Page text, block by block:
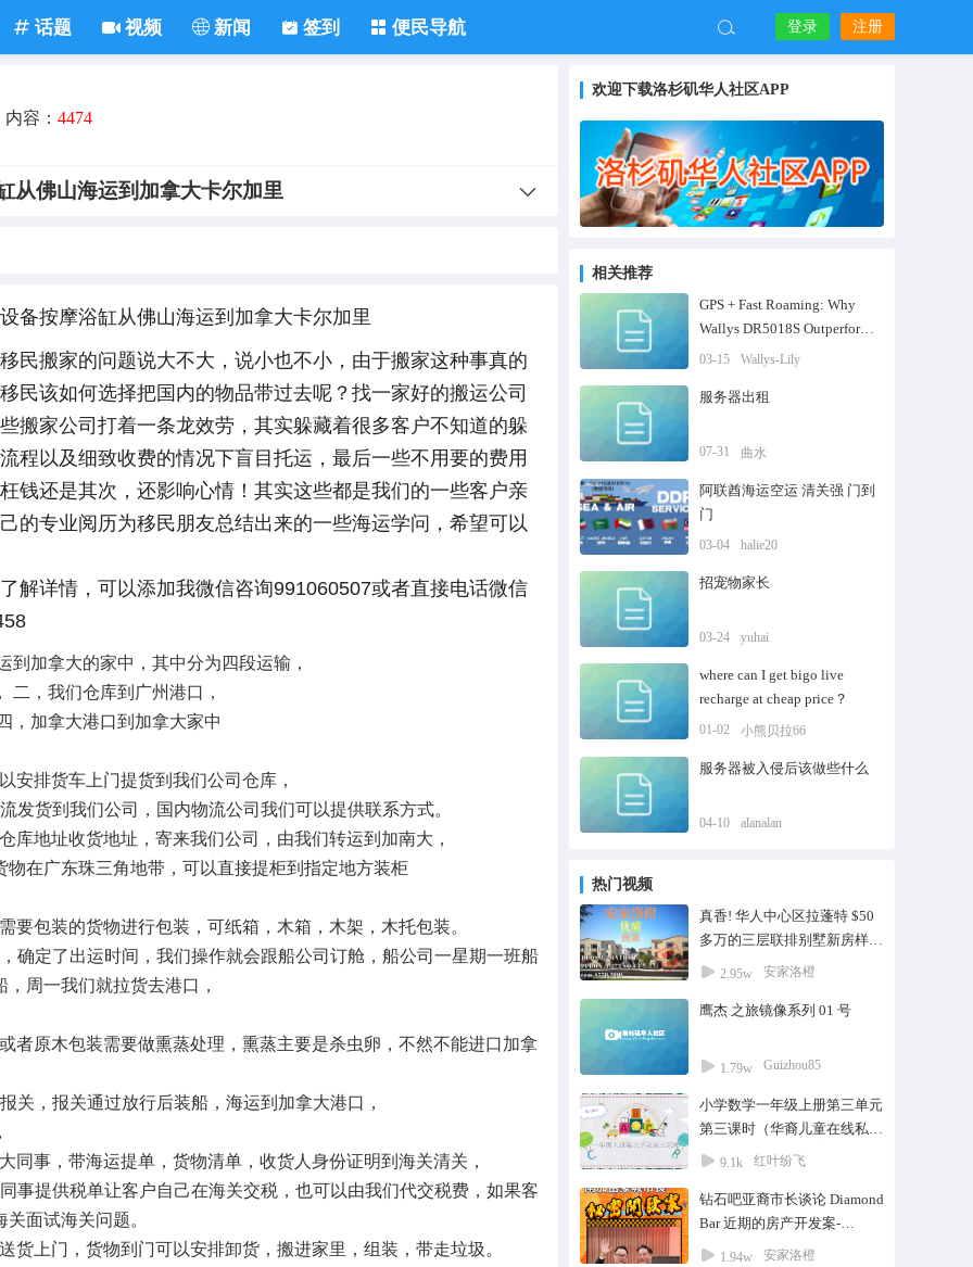
话题 视频 新闻 签到 便民导航 登录 注册
内容： 4474
从佛山海运到加拿大卡尔加里
备按摩浴缸从佛山海运到加拿大卡尔加里
民搬家的问题说大不大，说小也不小，由于搬家这种事真的
民该如何选择把国内的物品带过去呢？找一家好的搬运公司
搬家公司打着一条龙效劳，其实躲藏着很多客户不知道的躲
程以及细致收费的情况下盲目托运，最后一些不用要的费用
钱还是其次，还影响心情！其实这些都是我们的一些客户亲
的专业阅历为移民朋友总结出来的一些海运学问，希望可以
解详情，可以添加我微信咨询991060507或者直接电话微信
到加拿大的家中，其中分为四段运输，
二，我们仓库到广州港口，
，加拿大港口到加拿大家中
安排货车上门提货到我们公司仓库，
发货到我们公司，国内物流公司我们可以提供联系方式。
库地址收货地址，寄来我们公司，由我们转运到加南大，
物在广东珠三角地带，可以直接提柜到指定地方装柜
要包装的货物进行包装，可纸箱，木箱，木架，木托包装。
确定了出运时间，我们操作就会跟船公司订舱，船公司一星期一班船
周一我们就拉货去港口，
者原木包装需要做熏蒸处理，熏蒸主要是杀虫卵，不然不能进口加拿
关，报关通过放行后装船，海运到加拿大港口，
同事，带海运提单，货物清单，收货人身份证明到海关清关，
事提供税单让客户自己在海关交税，也可以由我们代交税费，如果客
面试海关问题。
货上门，货物到门可以安排卸货，搬进家里，组装，带走垃圾。
欢迎下载洛杉矶华人社区APP
相关推荐
GPS + Fast Roaming: Why
Wallys DR5018S Outperforms
IPQ5010 in Smart City
03-15 Wallys-Lily
服务器出租
07-31 曲水
阿联酋海运空运 清关强 门到
门
03-04 halie20
招宠物家长
03-24 yuhai
where can I get bigo live
recharge at cheap price？
01-02 小熊贝拉66
服务器被入侵后该做些什么
04-10 alanalan
热门视频
真香! 华人中心区拉蓬特 $50
多万的三层联排别墅新房样板
间
2.95w 安家洛橙
鹰杰 之旅镜像系列 01 号
1.79w Guizhou85
小学数学一年级上册第三单元
第三课时（华裔儿童在线私教
课）#家教#在线教育#华人#
9.1k 红叶纷飞
钻石吧亚裔市长谈论 Diamond
Bar 近期的房产开发案-
Downtown Diamond Bar
1.94w 安家洛橙